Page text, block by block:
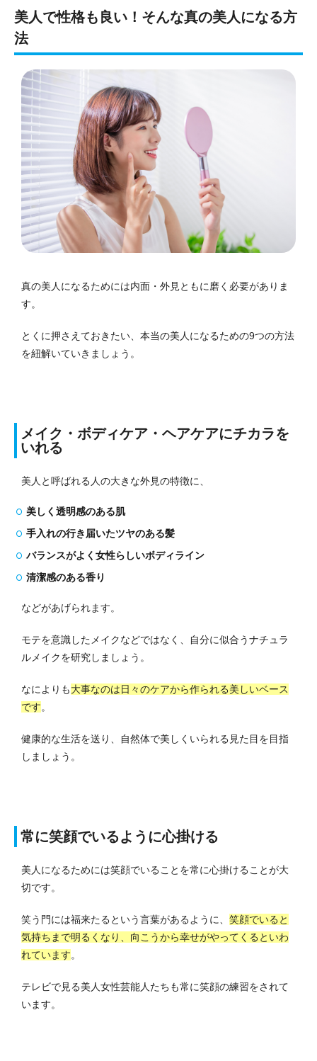
美人で性格も良い！そんな真の美人になる方
法
真の美人になるためには内面・外見ともに磨く必要がありま
す。
とくに押さえておきたい、本当の美人になるための9つの方法
を紐解いていきましょう。
メイク・ボディケア・ヘアケアにチカラを
いれる
美人と呼ばれる人の大きな外見の特徴に、
美しく透明感のある肌
手入れの行き届いたツヤのある髪
バランスがよく女性らしいボディライン
清潔感のある香り
などがあげられます。
モテを意識したメイクなどではなく、自分に似合うナチュラ
ルメイクを研究しましょう。
なによりも大事なのは日々のケアから作られる美しいベース
です。
健康的な生活を送り、自然体で美しくいられる見た目を目指
しましょう。
常に笑顔でいるように心掛ける
美人になるためには笑顔でいることを常に心掛けることが大
切です。
笑う門には福来たるという言葉があるように、 笑顔でいると
気持ちまで明るくなり、向こうから幸せがやってくるといわ
れています。
テレビで見る美人女性芸能人たちも常に笑顔の練習をされて
います。